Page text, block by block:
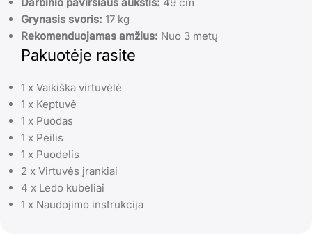
Grynasis svoris: 17 kg
Rekomenduojamas amžius: Nuo 3 metų
Pakuotėje rasite
1 x Vaikiška virtuvėlė
1 x Keptuvė
1 x Puodas
1 x Peilis
1 x Puodelis
2 x Virtuvės įrankiai
4 x Ledo kubeliai
1 x Naudojimo instrukcija